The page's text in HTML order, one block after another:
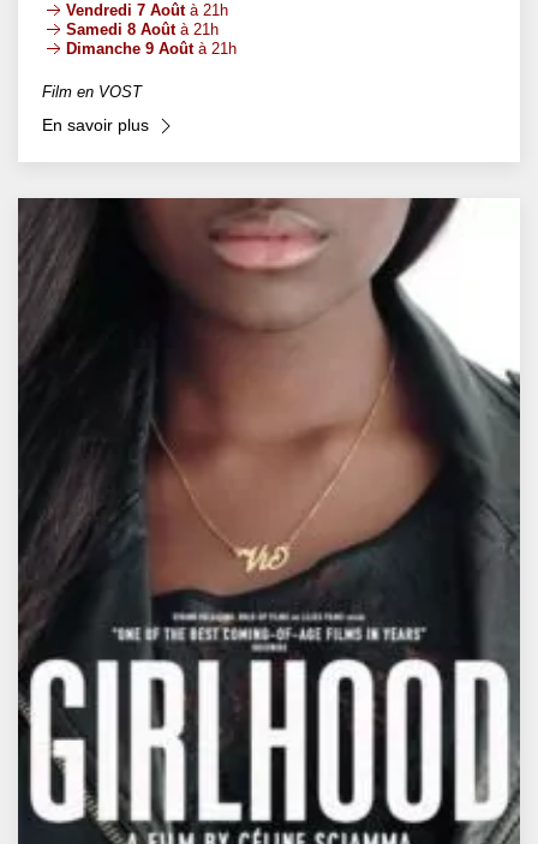
Vendredi 7 Aoûtà 21h
Samedi 8 Aoûtà 21h
Dimanche 9 Aoûtà 21h
Film en VOST
En savoir plus